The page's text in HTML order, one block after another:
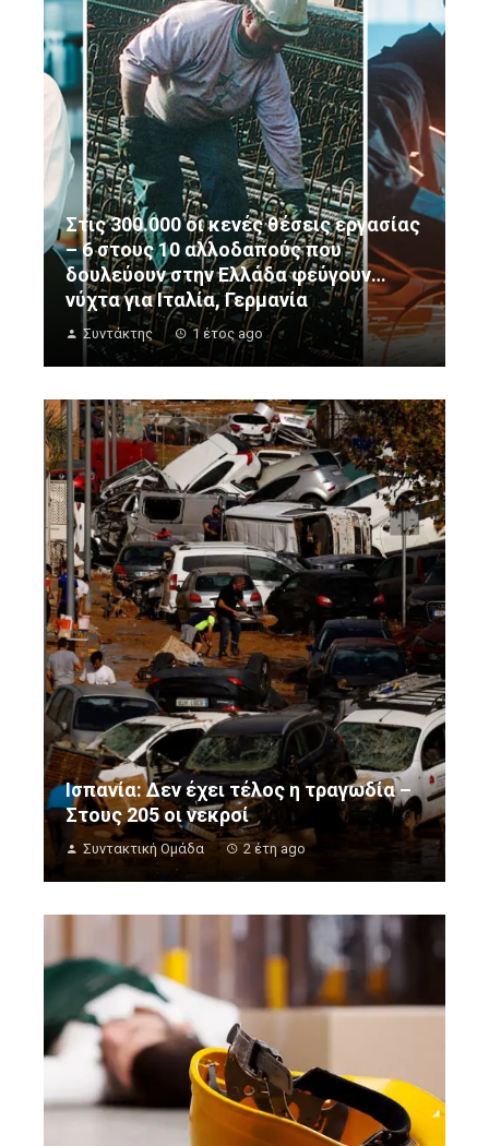
Στις 300.000 οι κενές θέσεις εργασίας
– 6 στους 10 αλλοδαπούς που
δουλεύουν στην Ελλάδα φεύγουν…
νύχτα για Ιταλία, Γερμανία
Συντάκτης 1 έτος ago
Ισπανία: Δεν έχει τέλος η τραγωδία –
Στους 205 οι νεκροί
Συντακτική Ομάδα 2 έτη ago